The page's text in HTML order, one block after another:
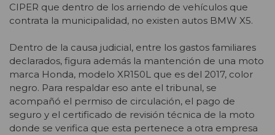
CIPER que dentro de los arriendo de vehículos que
contrata la municipalidad, no existen autos BMW X5.
Dentro de la causa judicial, entre los gastos familiares
declarados, figura además la mantención de una moto
marca Honda, modelo XR150L que es del 2017, color
negro. Para respaldar eso ante el tribunal, se
acompañó el permiso de circulación, el pago de
seguro y el certificado de revisión técnica de la moto
donde se verifica que esta pertenece a otra empresa